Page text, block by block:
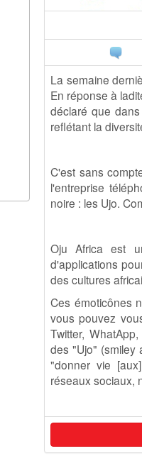
La semaine
En réponse à
déclaré que
reflétant la
C'est sans
l'entreprise
noire : les Ujo.
Oju Africa est
d'applications
des cultures
Ces émoticônes
vous pouvez
Twitter,
des "Ujo" (smiley
"donner vie
réseaux sociaux,